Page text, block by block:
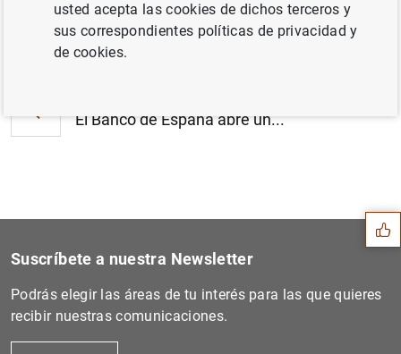
El Banco de España abre un...
Siguiente
Sugerencias
Suscríbete a nuestra Newsletter
Podrás elegir las áreas de tu interés para las que quieres
recibir nuestras comunicaciones.
usted acepta las cookies de dichos terceros y
sus correspondientes políticas de privacidad y
de cookies.